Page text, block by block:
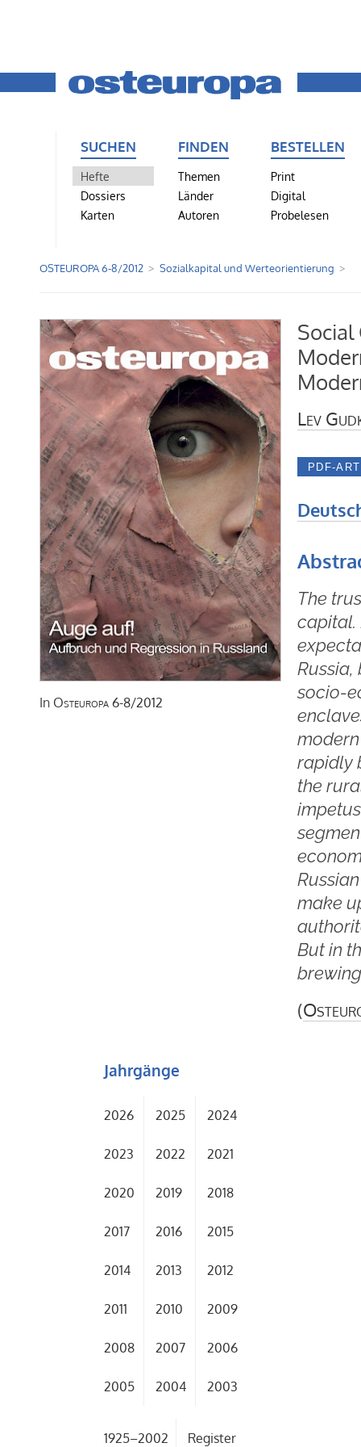
SUCHEN
Hefte
Dossiers
Karten
FINDEN
Themen
Länder
Autoren
BESTELLEN
Print
Digital
Probelesen
OSTEUROPA 6-8/2012 Sozialkapital und Werteorientierung
In Osteuropa 6-8/2012
Lev
The
capital.
socio-
rapidly
the
make
But in
(
Jahrgänge
2026 2025 2024
2023 2022 2021
2020 2019 2018
2017 2016 2015
2014 2013 2012
2011 2010 2009
2008 2007 2006
2005 2004 2003
1925–2002 Register